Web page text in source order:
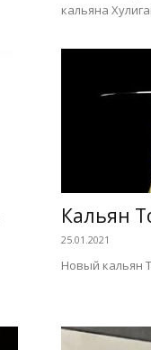
кальяна
Кальян
25.01.2021
Новый кальян